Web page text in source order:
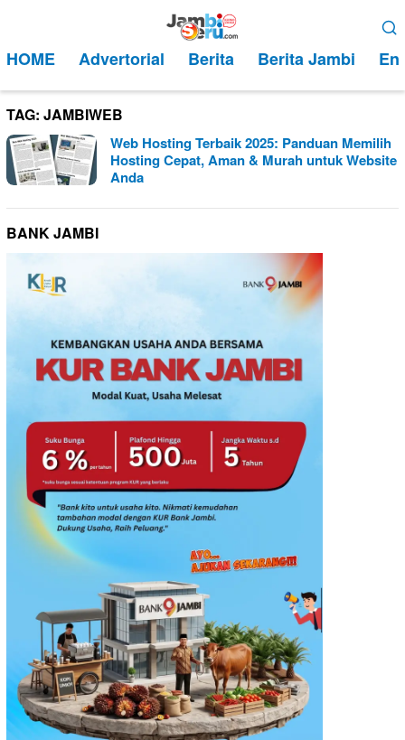
kontenMobile
HOME Advertorial Berita Berita Jambi
TAG: JAMBIWEB
Web Hosting Terbaik 2025: Panduan Memilih
Hosting Cepat, Aman & Murah untuk Website
Anda
BANK JAMBI